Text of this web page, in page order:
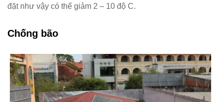
đặt như vậy có thể giảm 2 – 10 độ C.
Chống bão